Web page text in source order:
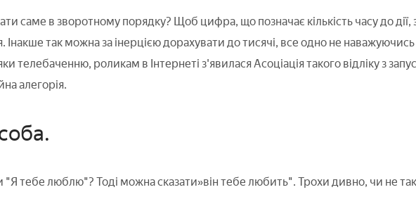
саме в зворотному порядку? Щоб цифра, що позначає кількість часу до
Інакше так можна за інерцією дорахувати до тисячі, все одно не наважуючись
телебаченню, роликам в Інтернеті з'явилася Асоціація такого відліку з
алегорія.
тебе люблю"? Тоді можна сказати»він тебе любить". Трохи дивно, чи не